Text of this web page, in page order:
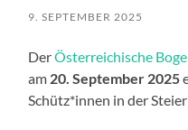
9. SEPTEMBER 2025
DerÖsterreichische
am 20. September 2025
Schütz*innen in der